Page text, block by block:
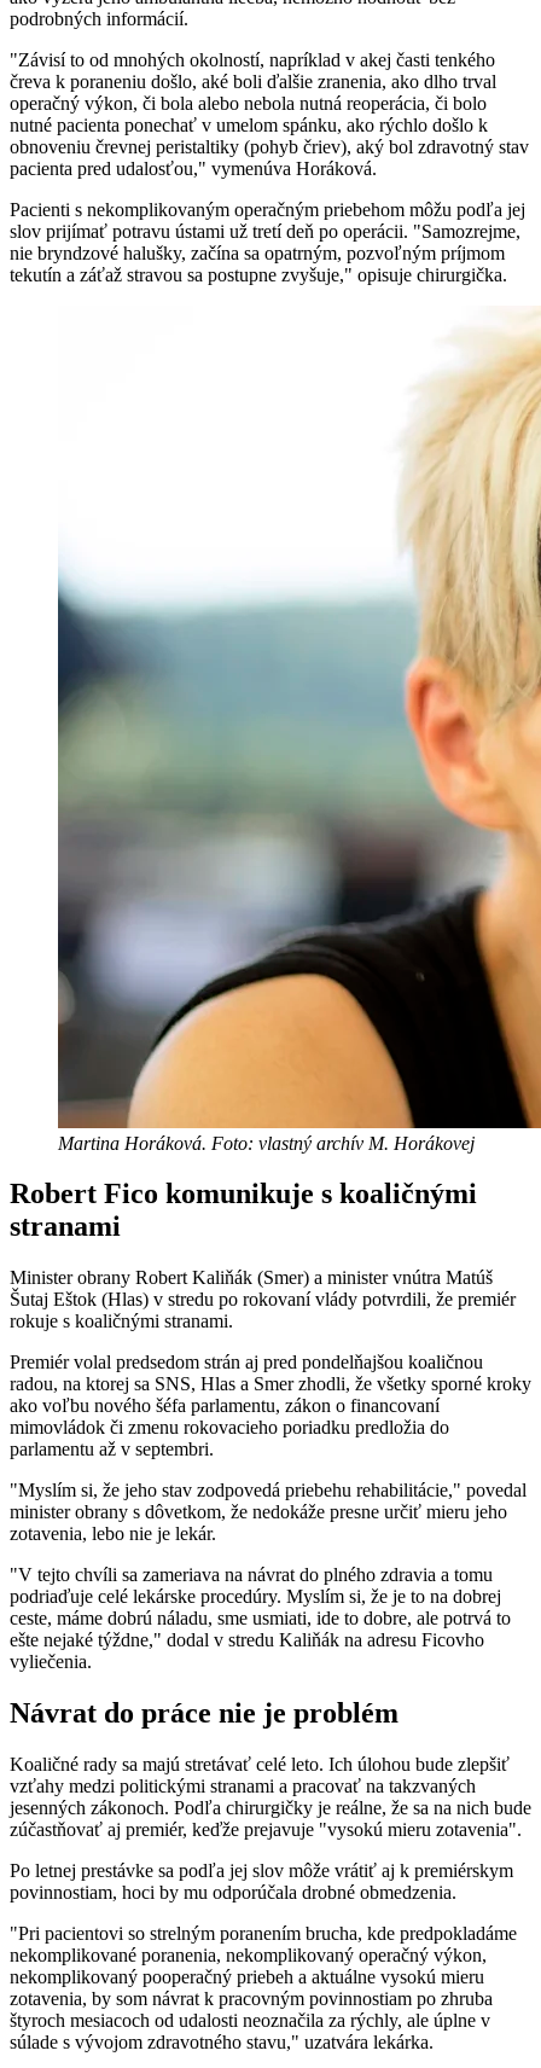
podrobných informácií.
"Závisí to od mnohých okolností, napríklad v akej časti tenkého
čreva k poraneniu došlo, aké boli ďalšie zranenia, ako dlho trval
operačný výkon, či bola alebo nebola nutná reoperácia, či bolo
nutné pacienta ponechať v umelom spánku, ako rýchlo došlo k
obnoveniu črevnej peristaltiky (pohyb čriev), aký bol zdravotný stav
pacienta pred udalosťou," vymenúva Horáková.
Pacienti s nekomplikovaným operačným priebehom môžu podľa jej
slov prijímať potravu ústami už tretí deň po operácii. "Samozrejme,
nie bryndzové halušky, začína sa opatrným, pozvoľným príjmom
tekutín a záťaž stravou sa postupne zvyšuje," opisuje chirurgička.
Martina Horáková. Foto: vlastný archív M. Horákovej
Robert Fico komunikuje s koaličnými
stranami
Minister obrany Robert Kaliňák (Smer) a minister vnútra Matúš
Šutaj Eštok (Hlas) v stredu po rokovaní vlády potvrdili, že premiér
rokuje s koaličnými stranami.
Premiér volal predsedom strán aj pred pondelňajšou koaličnou
radou, na ktorej sa SNS, Hlas a Smer zhodli, že všetky sporné kroky
ako voľbu nového šéfa parlamentu, zákon o financovaní
mimovládok či zmenu rokovacieho poriadku predložia do
parlamentu až v septembri.
"Myslím si, že jeho stav zodpovedá priebehu rehabilitácie," povedal
minister obrany s dôvetkom, že nedokáže presne určiť mieru jeho
zotavenia, lebo nie je lekár.
"V tejto chvíli sa zameriava na návrat do plného zdravia a tomu
podriaďuje celé lekárske procedúry. Myslím si, že je to na dobrej
ceste, máme dobrú náladu, sme usmiati, ide to dobre, ale potrvá to
ešte nejaké týždne," dodal v stredu Kaliňák na adresu Ficovho
vyliečenia.
Návrat do práce nie je problém
Koaličné rady sa majú stretávať celé leto. Ich úlohou bude zlepšiť
vzťahy medzi politickými stranami a pracovať na takzvaných
jesenných zákonoch. Podľa chirurgičky je reálne, že sa na nich bude
zúčastňovať aj premiér, keďže prejavuje "vysokú mieru zotavenia".
Po letnej prestávke sa podľa jej slov môže vrátiť aj k premiérskym
povinnostiam, hoci by mu odporúčala drobné obmedzenia.
"Pri pacientovi so strelným poranením brucha, kde predpokladáme
nekomplikované poranenia, nekomplikovaný operačný výkon,
nekomplikovaný pooperačný priebeh a aktuálne vysokú mieru
zotavenia, by som návrat k pracovným povinnostiam po zhruba
štyroch mesiacoch od udalosti neoznačila za rýchly, ale úplne v
súlade s vývojom zdravotného stavu," uzatvára lekárka.